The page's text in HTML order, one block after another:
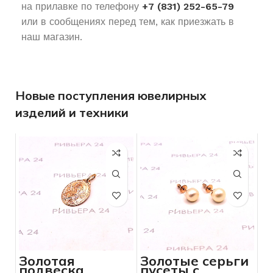
на прилавке по телефону +7 (831) 252-65-79
или в сообщениях перед тем, как приезжать в
наш магазин.
Новые поступления ювелирных
изделий и техники
Золотая Золотые серьги